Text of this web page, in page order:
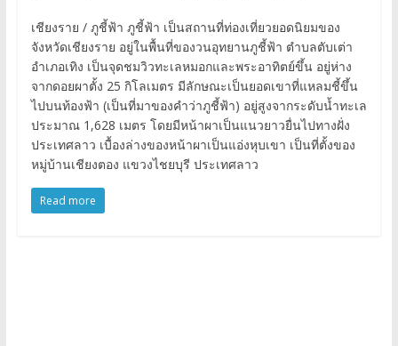
เชียงราย / ภูชี้ฟ้า ภูชี้ฟ้า เป็นสถานที่ท่องเที่ยวยอดนิยมของ
จังหวัดเชียงราย อยู่ในพื้นที่ของวนอุทยานภูชี้ฟ้า ตำบลตับเต่า
อำเภอเทิง เป็นจุดชมวิวทะเลหมอกและพระอาทิตย์ขึ้น อยู่ห่าง
จากดอยผาตั้ง 25 กิโลเมตร มีลักษณะเป็นยอดเขาที่แหลมชี้ขึ้น
ไปบนท้องฟ้า (เป็นที่มาของคำว่าภูชี้ฟ้า) อยู่สูงจากระดับน้ำทะเล
ประมาณ 1,628 เมตร โดยมีหน้าผาเป็นแนวยาวยื่นไปทางฝั่ง
ประเทศลาว เบื้องล่างของหน้าผาเป็นแอ่งหุบเขา เป็นที่ตั้งของ
หมู่บ้านเชียงตอง แขวงไชยบุรี ประเทศลาว
Read more